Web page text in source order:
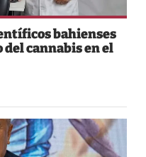
bahienses
cannabis en el